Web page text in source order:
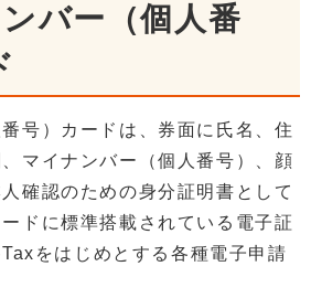
バー（個人番
号）カードは、券面に氏名、住
マイナンバー（個人番号）、顔
確認のための身分証明書として
ドに標準搭載されている電子証
をはじめとする各種電子申請